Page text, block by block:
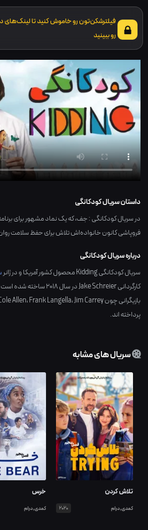
فیلترشکن‌تون رو خاموش کنید تا لینک‌های
رو ببینید
داستان سریال کودکانگی
در سریال کودکانگی : جف، که یک نماد مشهور برای
فروپاشی کانون خانواده‌اش تلاش برای حفظ سلامت
درباره سریال کودکانگی
سریال کودکانگی Kidding محصول کشور آمریکاو در ژانر
کارگردانیJake Schreierدر سال2018ساخته شده است.
بازیگرانی چون
Allen،Frank Langella،Jim Carrey
پرداخته اند.
سریال های مشابه
تلاش کردن
کمدی,درام 2020
خرس
کمدی,درام